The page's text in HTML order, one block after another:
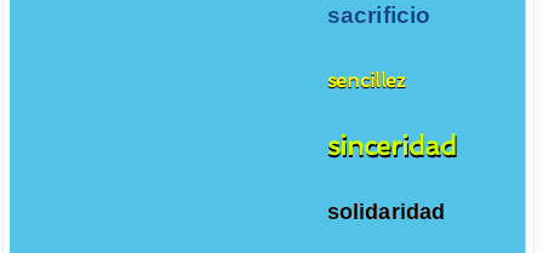
sacrificio
sencillez
sinceridad
solidaridad